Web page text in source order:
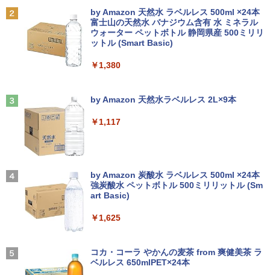
【マラソンP5倍/10%オフクーポン】中古
ノートパソコン HP ProBook 450 G7 第
Bluetooth HDMI カメラ Wi-Fi 15.6イン
￥33,800
メモリ:8GB/M.2 NVMe:128GB/256GB/5
12GB/1TB/Wi-fi/Bluetooth/13.3型/FHD/
カメラ/USB-C/中古/ノートパソコン/タブ
Mouse Computer MPro-S230【第11世
代Core i5 11400/メモリ16GB(DDR4)/SS
D256GB/Win11Pro/HDMI/DP/MousePr
o】【中古/送料無料】※沖縄・離島を除
【正規永久版Office付き】NiPoGi ミニp
3.2/HDMI 2.0×2 高速2.4G/5GWi-Fi BT4.
2 省電力 小型パソコン
【ポイント10倍】美品 HP 400 G6 SF 9
世代 Core i5 9500 メモリ8GB 16GB 32
R1100F BR1100FKA B1100FKA-BP135
4XA B1100FKA-BP0402RA 対応 1366x7
68 HD IPS LED LCD ディスプレイ タッ
チスクリーン タッチ機能付き液晶パネル
修理交換用液晶タッチパネル ベゼル付き
￥13,800
ー フリッカーレス FullHD ブルーライト
￥13,480
ター 15.6インチ フルHD 4K 144Hz タッ
チパネル バッテリー内蔵 無線接続 12モ
￥2,310
魔女と傭兵（9） 【電子書籍】[ 宮木真人
]
￥25,300
リラックマ・日めくり（2027年1月始ま
￥3,960
Anker Soundcore P31i ブラック
￥5,990
ラック
￥14,990
レスイヤホン bluetooth イヤホン V12 小型
軽量 ブルートゥースHi-Fi 最大36時間再生 ぶ
るーとゅーす コードレス ENCノイズキャン
付き 防水 タッチ式音量調整 スポーツ/通勤/通
￥1,964
BRUCE WAYNE feat. Flo Milli, ATL Jacob
[Explicit]
￥250
￥250
￥250
by Amazon 天然水 ラベルレス 500ml ×24本
富士山の天然水 バナジウム含有 水 ミネラル
ウォーター ペットボトル 静岡県産 500ミリリ
ットル (Smart Basic)
￥1,380
by Amazon 天然水ラベルレス 2L×9本
￥1,117
by Amazon 炭酸水 ラベルレス 500ml ×24本
強炭酸水 ペットボトル 500ミリリットル (Sm
art Basic)
￥1,625
コカ・コーラ やかんの麦茶 from 爽健美茶 ラ
ベルレス 650mlPET×24本